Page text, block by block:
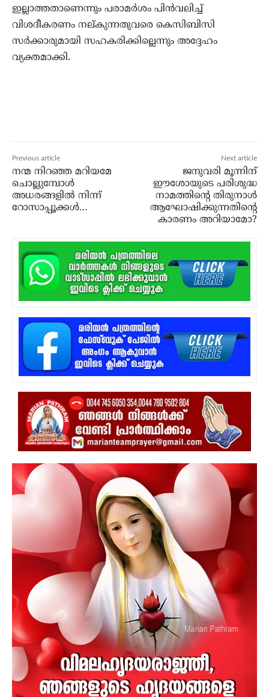
ഇല്ലാത്തതാണെന്നും പരാമര്‍ശം പിന്‍വലിച്ച്
വിശദീകരണം നല്കുന്നതുവരെ കെസിബിസി
സര്‍ക്കാരുമായി സഹകരിക്കില്ലെന്നും അദ്ദേഹം
വ്യക്തമാക്കി.
Previous article
നന്മ നിറഞ്ഞ മറിയമേ
ചൊല്ലുമ്പോള്‍
അധരങ്ങളില്‍ നിന്ന്
റോസാപ്പൂക്കള്‍…
Next article
ജനുവരി മൂന്നിന്
ഈശോയുടെ പരിശുദ്ധ
നാമത്തിന്റെ തിരുനാള്‍
ആഘോഷിക്കുന്നതിന്റെ
കാരണം അറിയാമോ?